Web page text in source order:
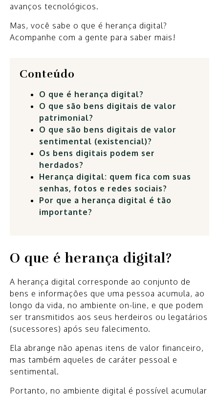
avanços tecnológicos.
Mas, você sabe o que é herança digital?
Acompanhe com a gente para saber mais!
Conteúdo
O que é herança digital?
O que são bens digitais de valor
patrimonial?
O que são bens digitais de valor
sentimental (existencial)?
Os bens digitais podem ser
herdados?
Herança digital: quem fica com suas
senhas, fotos e redes sociais?
Por que a herança digital é tão
importante?
O que é herança digital?
A herança digital corresponde ao conjunto de
bens e informações que uma pessoa acumula, ao
longo da vida, no ambiente on-line, e que podem
ser transmitidos aos seus herdeiros ou legatários
(sucessores) após seu falecimento.
Ela abrange não apenas itens de valor financeiro,
mas também aqueles de caráter pessoal e
sentimental.
Portanto, no ambiente digital é possível acumular